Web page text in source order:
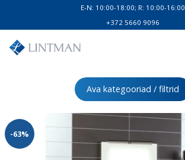
E-N: 10:00-18:00; R: 10:00-16:00
+372 5660 9096
Ava kategooriad / filtrid
-63%